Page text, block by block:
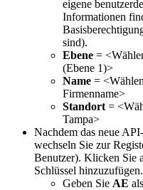
eigene
Informationen
sind).
Ebene = <Wä
(Ebene 1)>
Name = <Wählen
Firmenname>
Standort = <Wä
Tampa>
Nachdem das neue API-
wechseln Sie zur
Benutzer). Klicken Sie
Schlüssel hinzuzufügen.
Geben Sie AE als